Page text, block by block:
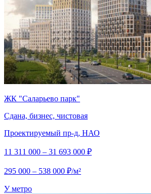
ЖК "Саларьево парк"
Сдана, бизнес, чистовая
Проектируемый пр-д, НАО
11 311 000 – 31 693 000 ₽
295 000 – 538 000 ₽/м²
У метро